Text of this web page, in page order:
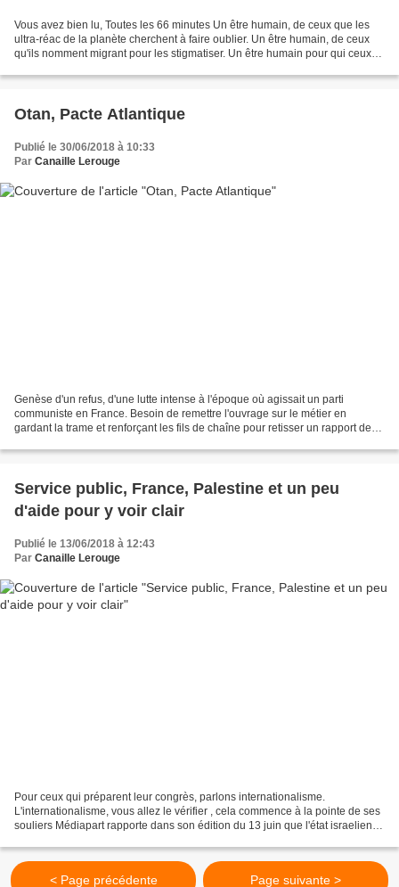
Vous avez bien lu, Toutes les 66 minutes Un être humain, de ceux que les
ultra-réac de la planète cherchent à faire oublier. Un être humain, de ceux
qu'ils nomment migrant pour les stigmatiser. Un être humain pour qui ceux
Otan, Pacte Atlantique
Publié le 30/06/2018 à 10:33
Par Canaille Lerouge
Genèse d'un refus, d'une lutte intense à l'époque où agissait un parti
communiste en France. Besoin de remettre l'ouvrage sur le métier en
gardant la trame et renforçant les fils de chaîne pour retisser un rapport de
Service public, France, Palestine et un peu
d'aide pour y voir clair
Publié le 13/06/2018 à 12:43
Par Canaille Lerouge
Pour ceux qui préparent leur congrès, parlons internationalisme.
L'internationalisme, vous allez le vérifier , cela commence à la pointe de ses
souliers Médiapart rapporte dans son édition du 13 juin que l'état israelien
< Page précédente Page suivante >